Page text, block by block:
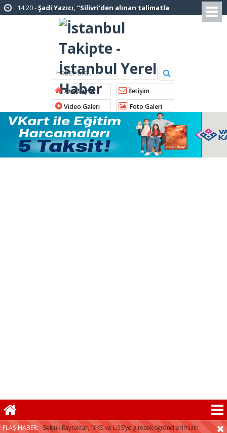
12:12 -AK Parti’ye katılan ilçe belediye
başkanlarından İl Başkanı Özdemir’e ziyaret
Bingöl’den İBB’ye tepki
İstanbul Emniyet Müdürlüğünden
“Gök Kubbe’de, Mavi Vatan’da, Şanlı Topraklarda:
İstanbul Emniyeti Her Yerde” paylaşımı
19:26 -Çekmeköy Belediye Başkanı Orhan
Çerkez AK Parti’ye katıldı
16:56 -İstanbul’da 4 CHP’li belediye başkanı
AK Parti’ye katılıyor
Ana Sayfa
İletişim
Video Galeri
Foto Galeri
FLAŞ HABER: Selçuk Bayraktar, “YKS ve LGS’ye girecek öğrencilerimizin